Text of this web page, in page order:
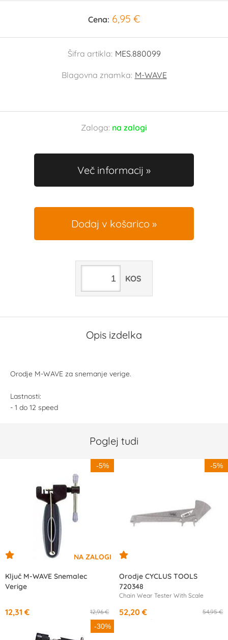
Cena: 6,95 €
Šifra artikla: MES.880099
Blagovna znamka: M-WAVE
Zaloga: na zalogi
Več informacij
Dodaj v košarico
KOS
Opis izdelka
Orodje M-WAVE za snemanje verige.
Lastnosti:
- 1 do 12 speed
Poglej tudi
-5%
Ključ M-WAVE Snemalec
Verige
12,96 €
12,31 €
-5%
Orodje CYCLUS TOOLS
720348
Chain Wear Tester With Scale
54,95 €
52,20 €
/mesec
-30%